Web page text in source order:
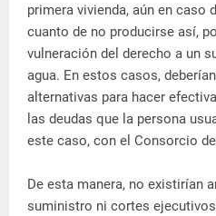
primera vivienda, aún en caso
cuanto de no producirse así,
vulneración del derecho a un
agua. En estos casos,
alternativas para hacer
las deudas que la persona
este caso, con el Consorcio
De esta manera, no existirían
suministro ni cortes